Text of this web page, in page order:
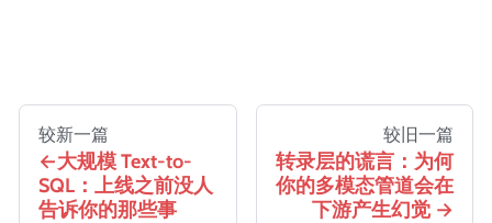
较新一篇
大规模 Text-to-
SQL：上线之前没人
告诉你的那些事
较旧一篇
转录层的谎言：为何
你的多模态管道会在
下游产生幻觉